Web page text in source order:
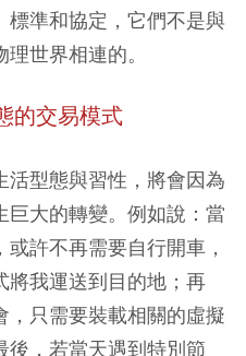
準和協定，它們不是與
世界相連的。
的交易模式
型態與習性，將會因為
大的轉變。例如說：當
許不再需要自行開車，
將我運送到目的地；再
，只需要裝載相關的虛擬
後，若當天遇到特別節